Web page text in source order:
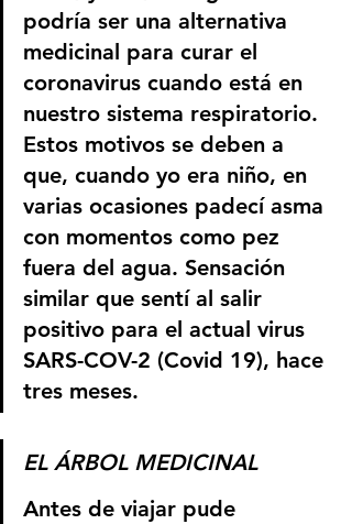
podría ser una alternativa
medicinal para curar el
coronavirus cuando está en
nuestro sistema respiratorio.
Estos motivos se deben a
que, cuando yo era niño, en
varias ocasiones padecí asma
con momentos como pez
fuera del agua. Sensación
similar que sentí al salir
positivo para el actual virus
SARS-COV-2 (Covid 19), hace
tres meses.
EL ÁRBOL MEDICINAL
Antes de viajar pude